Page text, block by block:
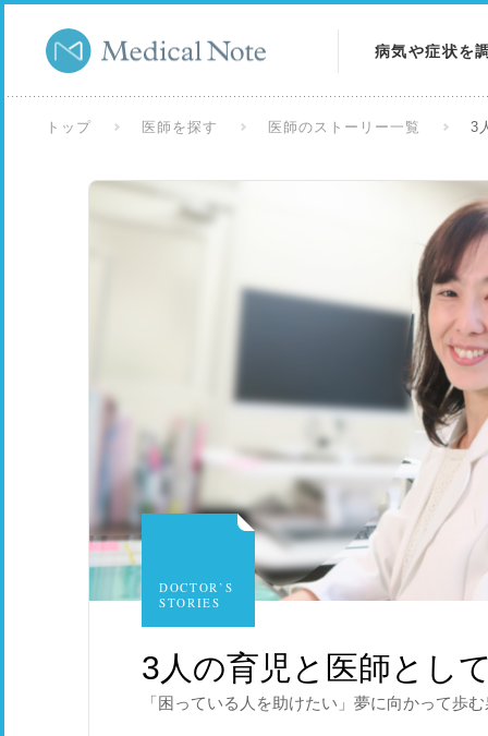
病気や症状を
検査を調べる
トップ 医師を探す 医師のストーリー一覧 3
DOCTOR’S
STORIES
3人の育児と医師とし
「困っている人を助けたい」夢に向かって歩